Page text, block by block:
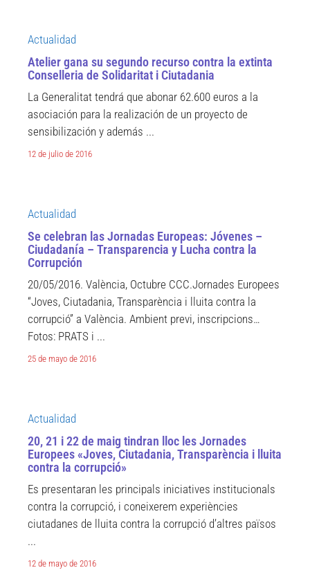
Actualidad
Atelier gana su segundo recurso contra la extinta
Conselleria de Solidaritat i Ciutadania
La Generalitat tendrá que abonar 62.600 euros a la
asociación para la realización de un proyecto de
sensibilización y además ...
12 de julio de 2016
Actualidad
Se celebran las Jornadas Europeas: Jóvenes –
Ciudadanía – Transparencia y Lucha contra la
Corrupción
20/05/2016. València, Octubre CCC.Jornades Europees
“Joves, Ciutadania, Transparència i lluita contra la
corrupció” a València. Ambient previ, inscripcions…
Fotos: PRATS i ...
25 de mayo de 2016
Actualidad
20, 21 i 22 de maig tindran lloc les Jornades
Europees «Joves, Ciutadania, Transparència i lluita
contra la corrupció»
Es presentaran les principals iniciatives institucionals
contra la corrupció, i coneixerem experiències
ciutadanes de lluita contra la corrupció d’altres països
...
12 de mayo de 2016